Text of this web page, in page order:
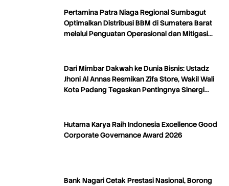
Pertamina Patra Niaga Regional Sumbagut
Optimalkan Distribusi BBM di Sumatera Barat
melalui Penguatan Operasional dan Mitigasi
Dari Mimbar Dakwah ke Dunia Bisnis: Ustadz
Jhoni Al Annas Resmikan Zifa Store, Wakil Wali
Kota Padang Tegaskan Pentingnya Sinergi
Hutama Karya Raih Indonesia Excellence Good
Corporate Governance Award 2026
Bank Nagari Cetak Prestasi Nasional, Borong